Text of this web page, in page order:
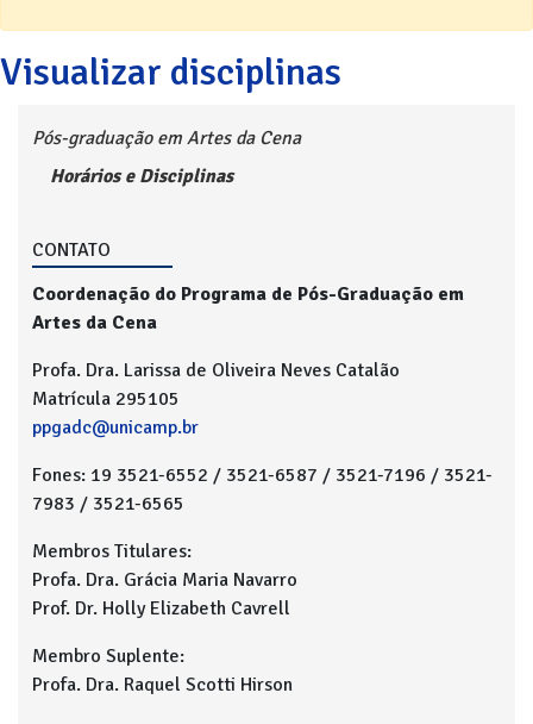
Visualizar disciplinas
Pós-graduação em Artes da Cena
Horários e Disciplinas
CONTATO
Coordenação do Programa de Pós-Graduação em
Artes da Cena
Profa. Dra. Larissa de Oliveira Neves Catalão
Matrícula 295105
ppgadc@unicamp.br
Fones: 19 3521-6552 / 3521-6587 / 3521-7196 / 3521-
7983 / 3521-6565
Membros Titulares:
Profa. Dra. Grácia Maria Navarro
Prof. Dr. Holly Elizabeth Cavrell
Membro Suplente:
Profa. Dra. Raquel Scotti Hirson